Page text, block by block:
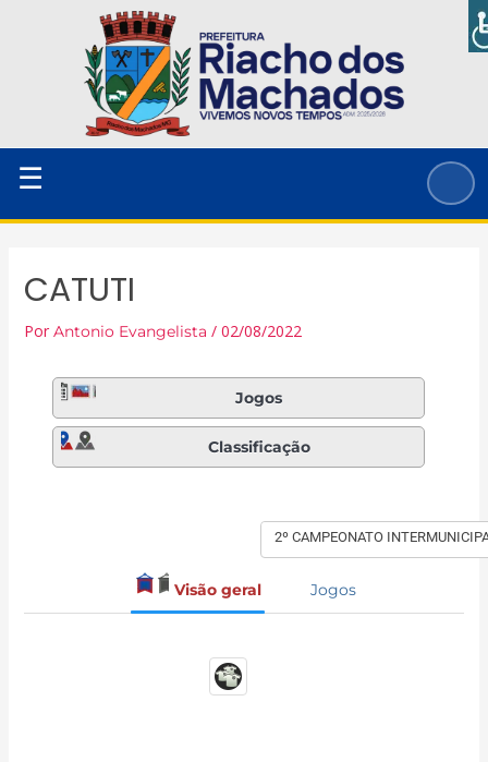
☰
CATUTI
Por Antonio Evangelista / 02/08/2022
Jogos
Classificação
2º CAMPEONATO
Visão geral Jogos